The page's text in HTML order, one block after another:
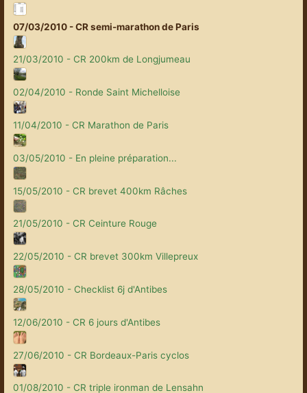
07/03/2010 - CR semi-marathon de Paris
21/03/2010 - CR 200km de Longjumeau
02/04/2010 - Ronde Saint Michelloise
11/04/2010 - CR Marathon de Paris
03/05/2010 - En pleine préparation...
15/05/2010 - CR brevet 400km Râches
21/05/2010 - CR Ceinture Rouge
22/05/2010 - CR brevet 300km Villepreux
28/05/2010 - Checklist 6j d'Antibes
12/06/2010 - CR 6 jours d'Antibes
27/06/2010 - CR Bordeaux-Paris cyclos
01/08/2010 - CR triple ironman de Lensahn